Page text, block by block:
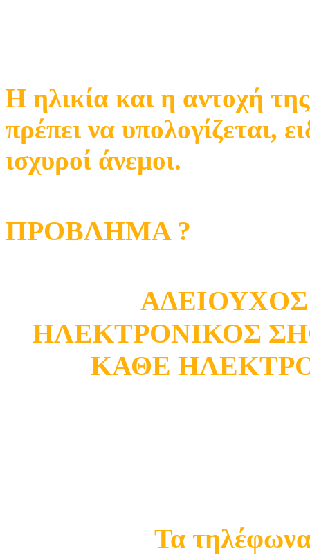
Η ηλικία και η αντοχή
πρέπει να υπολογίζεται,
ισχυροί άνεμοι.
ΠΡΟΒΛΗΜΑ ?
ΗΛΕΚΤΡΟΝΙΚΟΣ
ΚΑΘΕ
Τα τηλέφωνα